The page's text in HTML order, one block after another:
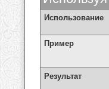
Использование
Пример
Результат